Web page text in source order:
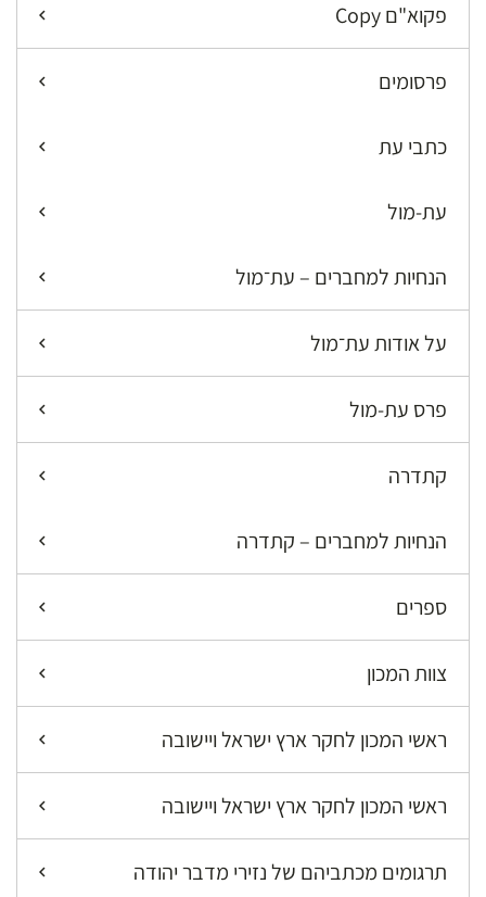
פקוא"ם Copy
פרסומים
כתבי עת
עת-מול
הנחיות למחברים – עת־מול
על אודות עת־מול
פרס עת-מול
קתדרה
הנחיות למחברים – קתדרה
ספרים
צוות המכון
ראשי המכון לחקר ארץ ישראל ויישובה
ראשי המכון לחקר ארץ ישראל ויישובה
תרגומים מכתביהם של נזירי מדבר יהודה